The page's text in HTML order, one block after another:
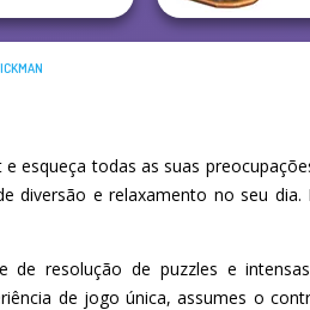
esqueça todas as suas
diversão e relaxamento no seu
de resolução de puzzles e
de jogo única, assumes o